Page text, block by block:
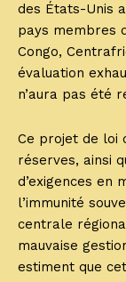
des États-Unis
pays membres
Congo,
évaluation
n’aura pas été
Ce projet de loi
réserves, ainsi
d’exigences en
l’immunité
centrale
mauvaise
estiment que